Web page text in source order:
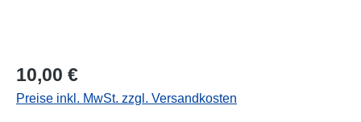
Regulärer Preis:
10,00 €
Preise inkl. MwSt. zzgl. Versandkosten